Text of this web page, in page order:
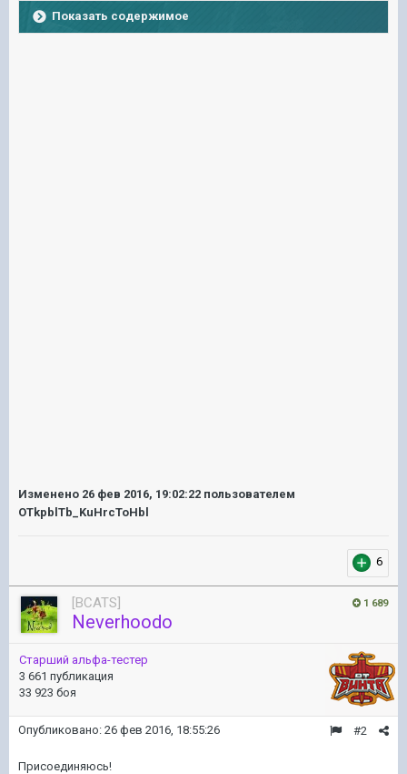
Показать содержимое
Изменено 26 фев 2016, 19:02:22 пользователем
OTkpblTb_KuHrcToHbl
6
1 689
[BCATS]
Neverhoodo
Старший альфа-тестер
3 661 публикация
33 923 боя
#2
Опубликовано: 26 фев 2016, 18:55:26
Присоединяюсь!